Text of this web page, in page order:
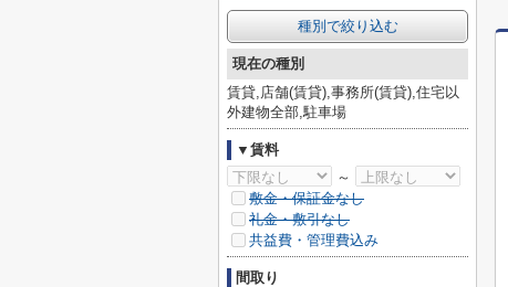
種別で絞り込む
現在の種別
賃貸,店舗(賃貸),事務所(賃貸),住宅以
外建物全部,駐車場
▼賃料
～
敷金・保証金なし
礼金・敷引なし
共益費・管理費込み
間取り